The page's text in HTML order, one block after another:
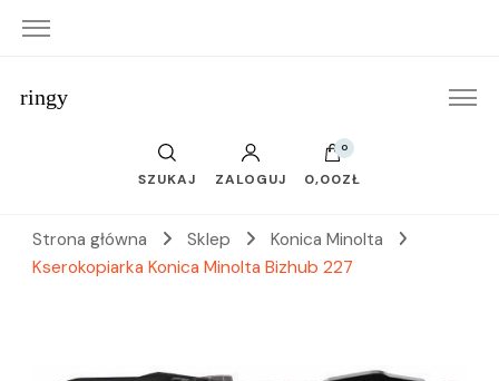
ringy
SZUKAJ ZALOGUJ
0
0,00ZŁ
Strona główna Sklep
Konica Minolta
Kserokopiarka Konica Minolta Bizhub 227